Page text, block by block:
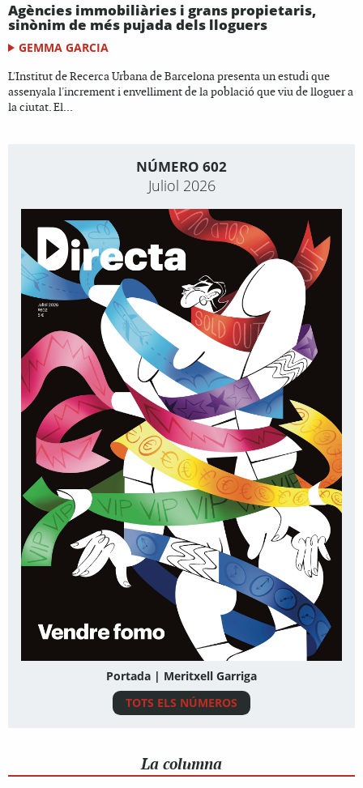
Agències immobiliàries i grans propietaris,
sinònim de més pujada dels lloguers
GEMMA GARCIA
L'Institut de Recerca Urbana de Barcelona presenta un estudi que
assenyala l'increment i envelliment de la població que viu de lloguer a
la ciutat. El...
NÚMERO 602
Juliol 2026
Portada | Meritxell Garriga
TOTS ELS NÚMEROS
La columna